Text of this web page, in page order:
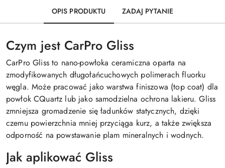
OPIS PRODUKTU ZADAJ PYTANIE
Czym jest CarPro Gliss
CarPro Gliss to nano-powłoka ceramiczna oparta na
zmodyfikowanych długołańcuchowych polimerach fluorku
węgla. Może pracować jako warstwa finiszowa (top coat) dla
powłok CQuartz lub jako samodzielna ochrona lakieru. Gliss
zmniejsza gromadzenie się ładunków statycznych, dzięki
czemu powierzchnia mniej przyciąga kurz, a także zwiększa
odporność na powstawanie plam mineralnych i wodnych.
Jak aplikować Gliss